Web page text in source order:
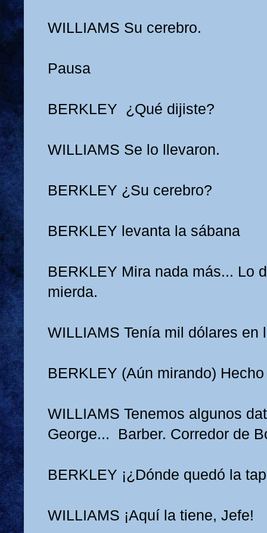
WILLIAMS Su cerebro.
Pausa
BERKLEY ¿Qué dijiste?
WILLIAMS Se lo llevaron.
BERKLEY ¿Su cerebro?
BERKLEY levanta la sábana
BERKLEY Mira nada más... Lo
mierda.
WILLIAMS Tenía mil dólares en
BERKLEY (Aún mirando)
WILLIAMS Tenemos algunos
George... Barber. Corredor de
BERKLEY ¡¿Dónde quedó la
WILLIAMS ¡Aquí la tiene, Jefe!